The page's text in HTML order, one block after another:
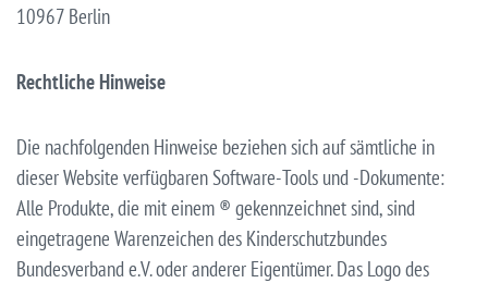
10967 Berlin
Rechtliche Hinweise
Die nachfolgenden Hinweise beziehen sich auf sämtliche in
dieser Website verfügbaren Software-Tools und -Dokumente:
Alle Produkte, die mit einem ® gekennzeichnet sind, sind
eingetragene Warenzeichen des Kinderschutzbundes
Bundesverband e.V. oder anderer Eigentümer. Das Logo des